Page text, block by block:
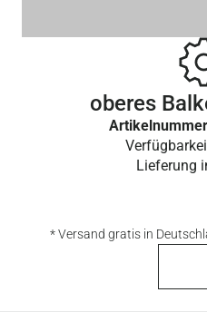
oberes
Lieferung
* Versand gratis in